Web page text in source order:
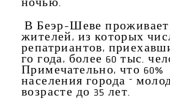
ночью.
В Беэр-Шеве проживает
жителей, из которых
репатриантов,
го года, более 60 тыс.
Примечательно, что 60%
населения города –
возрасте до 35 лет.